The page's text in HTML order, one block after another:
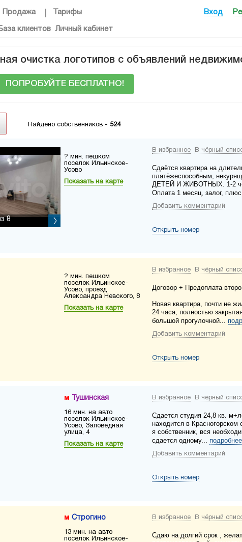
Продажа Тарифы
клиентов Личный кабинет
Вход
очистка логотипов с объявлений
ПОПРОБУЙТЕ БЕСПЛАТНО!
Найдено собственников - 524
8
? мин. пешком
поселок Ильинское-
Усово
Показать на карте
В избранное В чёрный
Сдаётся квартира на
платёжеспособным,
ДЕТЕЙ И ЖИВОТНЫХ. 1-2
Оплата 1 месяц, залог,
Добавить комментарий
Открыть номер
? мин. пешком
поселок Ильинское-
Усово, проезд
Александра Невского, 8
Показать на карте
В избранное В чёрный
Договор + Предоплата
Новая квартира, почти не
24 часа, полностью
большой прогулочной...
Добавить комментарий
Открыть номер
Тушинская
16 мин. на авто
поселок Ильинское-
Усово, Заповедная
улица, 4
Показать на карте
В избранное В чёрный
Сдается студия 24,8 кв.
находится в
я собственник, вся
сдается одному... подробнее
Добавить комментарий
Открыть номер
Строгино
13 мин. на авто
поселок Ильинское-
В избранное В чёрный
Сдаю на долгий срок ,